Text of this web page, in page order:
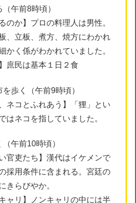
午前8時頃）
のか】プロの料理人は男性。
、立板、煮方、焼方にわかれ
かく係がわかれていました。
庶民は基本１日２食
歩く（午前9時頃）
ネコとふれあう】「狸」とい
はネコを指していました。
午前10時頃）
官吏たち】漢代はイケメンで
採用条件に含まれる。宮廷の
きらびやか。
ャリ】ノンキャリの中には半